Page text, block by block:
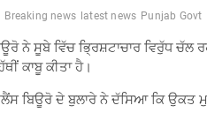
Breaking news latest news Punjab Govt
ਨੇ ਸੂਬੇ ਵਿੱਚ ਭ੍ਰਿਸ਼ਟਾਚਾਰ ਵਿਰੁੱਧ
ਕਾਬੂ ਕੀਤਾ ਹੈ।
ਬਿਊਰੋ ਦੇ ਬੁਲਾਰੇ ਨੇ ਦੱਸਿਆ ਕਿ ਉਕਤ